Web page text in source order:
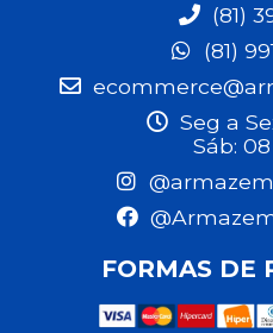
(81)
(81)
Seg a
Sáb:
FORMAS DE